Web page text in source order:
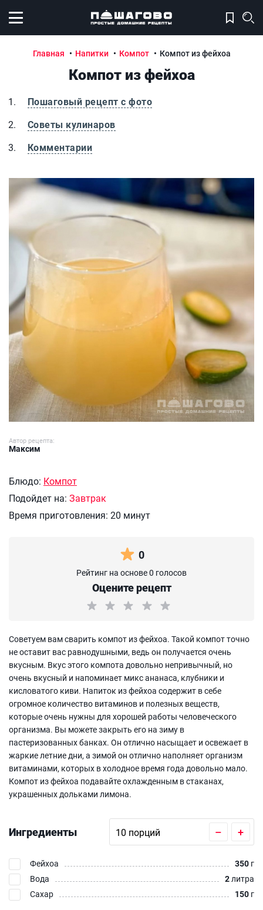
Открыть меню
Главная Напитки Компот Компот из фейхоа
Компот из фейхоа
Пошаговый рецепт с фото
Советы кулинаров
Комментарии
Компот из фейхоа
Автор рецепта:
Максим
Блюдо: Компот
Подойдет на: Завтрак
Время приготовления: 20 минут
0
Рейтинг на основе 0 голосов
Оцените рецепт
Советуем вам сварить компот из фейхоа. Такой компот точно
не оставит вас равнодушными, ведь он получается очень
вкусным. Вкус этого компота довольно непривычный, но
очень вкусный и напоминает микс ананаса, клубники и
кисловатого киви. Напиток из фейхоа содержит в себе
огромное количество витаминов и полезных веществ,
которые очень нужны для хорошей работы человеческого
организма. Вы можете закрыть его на зиму в
пастеризованных банках. Он отлично насыщает и освежает в
жаркие летние дни, а зимой он отлично наполняет организм
витаминами, которых в холодное время года довольно мало.
Компот из фейхоа подавайте охлажденным в стаканах,
украшенных дольками лимона.
Ингредиенты – +
Фейхоа 350 г
Вода
2литра
Сахар
150 г